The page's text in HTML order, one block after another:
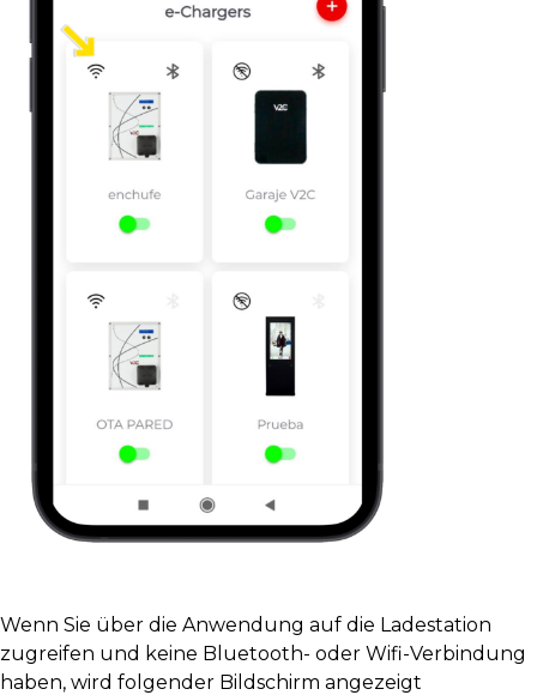
Wenn Sie über die Anwendung auf die Ladestation
zugreifen und keine Bluetooth- oder Wifi-Verbindung
haben, wird folgender Bildschirm angezeigt